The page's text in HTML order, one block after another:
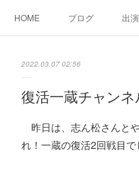
HOME ブログ 出
2022.03.07 02:56
復活一蔵チャンネ
昨日は、志ん松さんと
れ！一蔵の復活2回戦目で